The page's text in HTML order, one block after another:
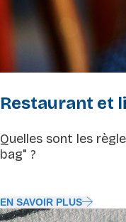
Restaurant et
Quelles sont les
bag" ?
EN SAVOIR PLUS